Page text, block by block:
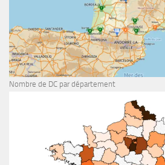
Nombre de DC par département